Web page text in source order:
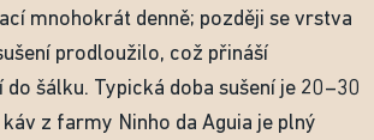
mnohokrát denně; později se vrstva
prodloužilo, což přináší
šálku. Typická doba sušení je 20–30
z farmy Ninho da Aguia je plný